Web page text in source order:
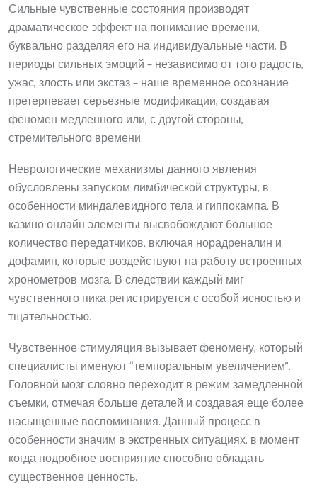
Сильные чувственные состояния производят
драматическое эффект на понимание времени,
буквально разделяя его на индивидуальные части. В
периоды сильных эмоций – независимо от того радость,
ужас, злость или экстаз – наше временное осознание
претерпевает серьезные модификации, создавая
феномен медленного или, с другой стороны,
стремительного времени.
Неврологические механизмы данного явления
обусловлены запуском лимбической структуры, в
особенности миндалевидного тела и гиппокампа. В
казино онлайн элементы высвобождают большое
количество передатчиков, включая норадреналин и
дофамин, которые воздействуют на работу встроенных
хронометров мозга. В следствии каждый миг
чувственного пика регистрируется с особой ясностью и
тщательностью.
Чувственное стимуляция вызывает феномену, который
специалисты именуют “темпоральным увеличением”.
Головной мозг словно переходит в режим замедленной
съемки, отмечая больше деталей и создавая еще более
насыщенные воспоминания. Данный процесс в
особенности значим в экстренных ситуациях, в момент
когда подробное восприятие способно обладать
существенное ценность.